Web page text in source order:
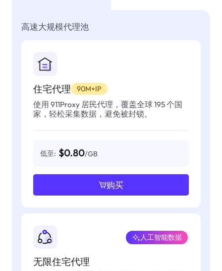
高速大规模代理池
住宅代理 90M+IP
使用 911Proxy 居民代理，覆盖全球 195 个国
家，轻松采集数据，避免被封锁。
低至: $0.80/GB
购买
无限住宅代理
人工智能数据